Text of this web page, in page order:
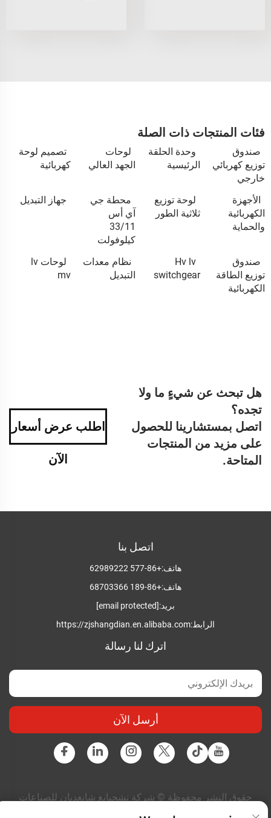
فئات المنتجات ذات الصلة
صندوق
توزيع كهربائي
خارجي
وحدة الحلقة
الرئيسية
لوحات
الجهد العالي
تصميم لوحة
كهربائية
الأجهزة
الكهربائية
والحماية
لوحة توزيع
ثلاثية الطور
محطة جي
آي أس
33/11
كيلوفولت
جهاز التبديل
صندوق
توزيع الطاقة
الكهربائية
Hv lv
switchgear
نظام معدات
التبديل
لوحات lv
mv
هل تبحث عن شيءٍ ما ولا
تجده؟
اتصل بمستشارينا للحصول
على مزيد من المنتجات
المتاحة.
اطلب عرض أسعار
الآن
اتصل بنا
هاتف:+86-577 62989222
هاتف:+86-189 68703366
بريد:[email protected]
الرابط:https://zjshangdian.en.alibaba.com
اترك لنا رسالة
أرسل الآن
حقوق النشر محفوظة © شركة تشجيانغ شانغديان للصناعات